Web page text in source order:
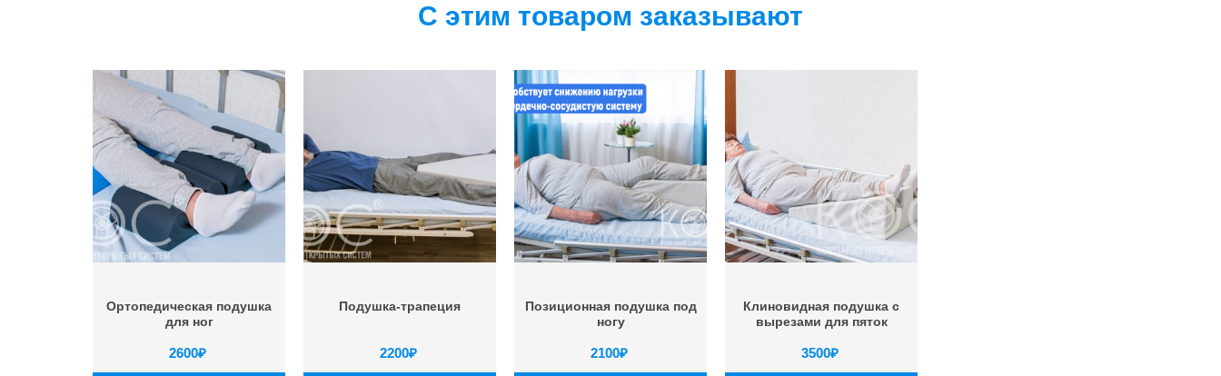
С этим товаром заказывают
Ортопедическая подушка
для ног
2600₽
Подушка-трапеция
2200₽
Позиционная подушка под
ногу
2100₽
Клиновидная подушка с
вырезами для пяток
3500₽